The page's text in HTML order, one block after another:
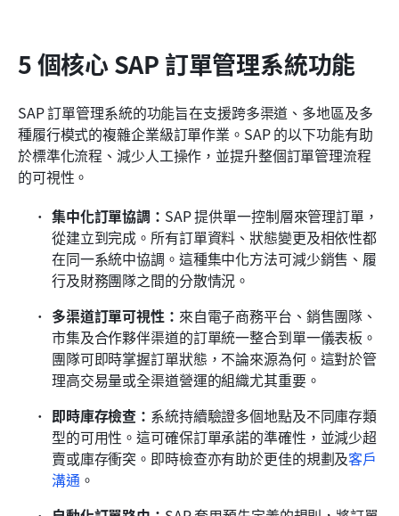
5 個核心 SAP 訂單管理系統功能
SAP 訂單管理系統的功能旨在支援跨多渠道、多地區及多
種履行模式的複雜企業級訂單作業。SAP 的以下功能有助
於標準化流程、減少人工操作，並提升整個訂單管理流程
的可視性。
集中化訂單協調： SAP 提供單一控制層來管理訂單，
從建立到完成。所有訂單資料、狀態變更及相依性都
在同一系統中協調。這種集中化方法可減少銷售、履
行及財務團隊之間的分散情況。
多渠道訂單可視性： 來自電子商務平台、銷售團隊、
市集及合作夥伴渠道的訂單統一整合到單一儀表板。
團隊可即時掌握訂單狀態，不論來源為何。這對於管
理高交易量或全渠道營運的組織尤其重要。
即時庫存檢查： 系統持續驗證多個地點及不同庫存類
型的可用性。這可確保訂單承諾的準確性，並減少超
賣或庫存衝突。即時檢查亦有助於更佳的規劃及客戶
溝通 。